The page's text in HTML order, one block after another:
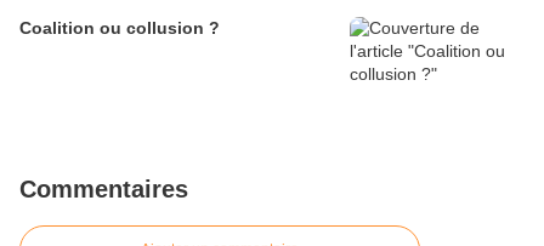
Coalition ou collusion ?
Commentaires